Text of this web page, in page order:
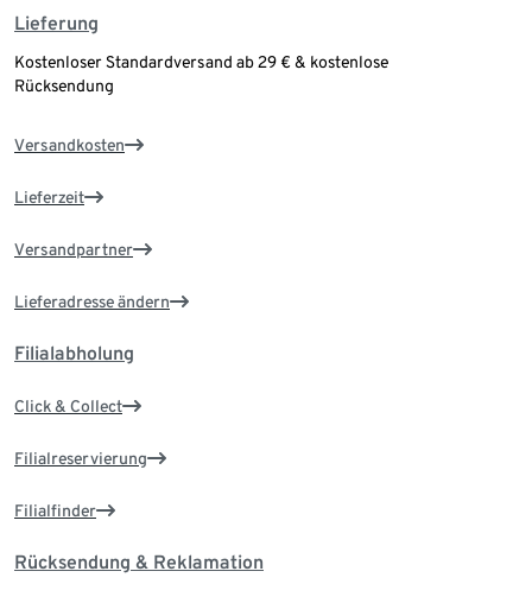
Lieferung
Kostenloser Standardversand ab 29 € & kostenlose
Rücksendung
Versandkosten
Lieferzeit
Versandpartner
Lieferadresse ändern
Filialabholung
Click & Collect
Filialreservierung
Filialfinder
Rücksendung & Reklamation